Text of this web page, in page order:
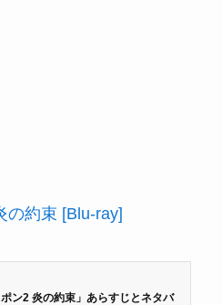
の約束 [Blu-ray]
ポン2 炎の約束」あらすじとネタバ